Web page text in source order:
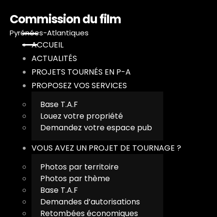
Commission du film
Pyrénées-Atlantiques
ACCUEIL
ACTUALITÉS
PROJETS TOURNÉS EN P-A
PROPOSEZ VOS SERVICES
Base T.A.F
Louez votre propriété
Demandez votre espace pub
VOUS AVEZ UN PROJET DE TOURNAGE ?
Photos par territoire
Photos par thème
Base T.A.F
Demandes d’autorisations
Retombées économiques